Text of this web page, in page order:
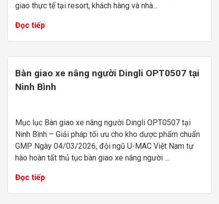
giao thực tế tại resort, khách hàng và nhà...
Đọc tiếp
Bàn giao xe nâng người Dingli OPT0507 tại
Ninh Bình
Mục lục Bàn giao xe nâng người Dingli OPT0507 tại
Ninh Bình – Giải pháp tối ưu cho kho dược phẩm chuẩn
GMP Ngày 04/03/2026, đội ngũ U-MAC Việt Nam tự
hào hoàn tất thủ tục bàn giao xe nâng người ...
Đọc tiếp